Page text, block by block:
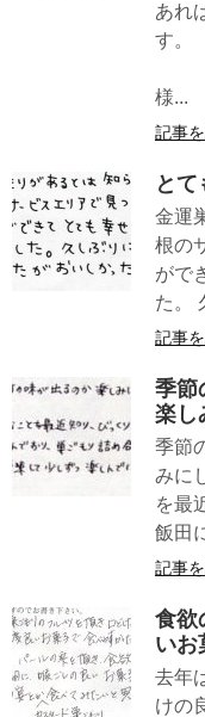
あれ
様...
記事
とて
金運
根の
がで
た。
記事
季節
楽し
季節
みに
を最
飯田
記事
食欲
いお
去年
けの